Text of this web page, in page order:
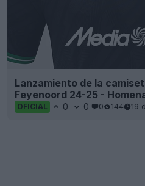
Lanzamiento de la
Feyenoord 24-25 -
OFICIAL 0 0 0 144 19